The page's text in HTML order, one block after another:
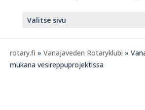
Valitse sivu
rotary.fi » Vanajaveden Rotaryklubi »
mukana vesireppuprojektissa